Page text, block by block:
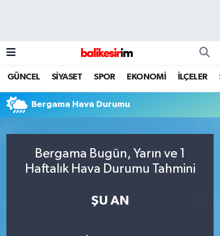
GÜNCEL SİYASET SPOR EKONOMİ İLÇELER
Bergama Hava Durumu
Bergama Bugün, Yarın ve 1
Haftalık Hava Durumu Tahmini
ŞU AN